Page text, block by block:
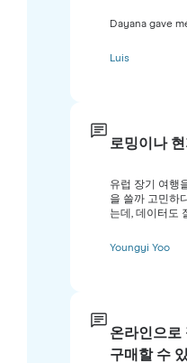
Dayana gave
Luis
로밍이나
유럽 장기 여행
을 쓸까 고민하
는데, 데이터도
Youngyi Yoo
온라인으로
구매할 수